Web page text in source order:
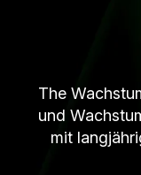
The
und
mit